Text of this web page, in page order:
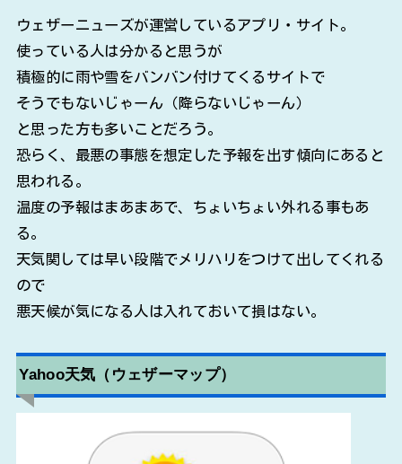
ウェザーニューズが運営しているアプリ・サイト。
使っている人は分かると思うが
積極的に雨や雪をバンバン付けてくるサイトで
そうでもないじゃーん（降らないじゃーん）
と思った方も多いことだろう。
恐らく、最悪の事態を想定した予報を出す傾向にあると
思われる。
温度の予報はまあまあで、ちょいちょい外れる事もあ
る。
天気関しては早い段階でメリハリをつけて出してくれる
ので
悪天候が気になる人は入れておいて損はない。
Yahoo天気（ウェザーマップ）